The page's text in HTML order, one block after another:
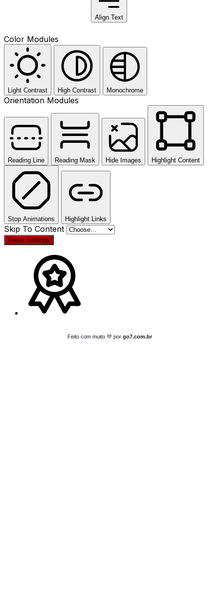
Align Text
Color Modules
Light Contrast High Contrast Monochrome
Orientation Modules
Reading Line Reading Mask Hide Images Highlight Content
Stop Animations Highlight Links
Skip To Content
Reset Settings
Feito com muito 💜 por go7.com.br